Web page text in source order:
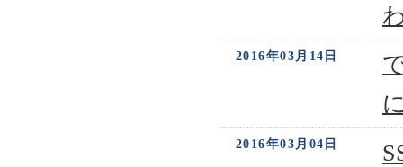
2016年03月14日
2016年03月04日